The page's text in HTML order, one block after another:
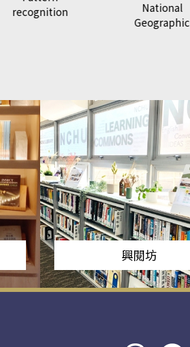
recognition
National
Geographic
興閱坊